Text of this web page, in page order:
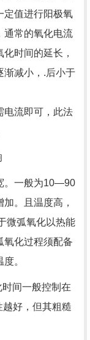
定值进行阳极氧
通常的氧化电流
时间的延长，
渐减小，.后小于
电流即可，此法
。一般为10—90
。且温度高，
微弧氧化以热能
氧化过程须配备
。
间一般控制在
好，但其粗糙